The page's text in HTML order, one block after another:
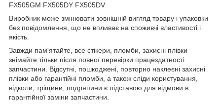
FX505GM FX505DY FX505DV
Виробник може змінювати зовнішній вигляд товару і упаковки
без повідомлення, що не впливає на споживчі властивості і
якість.
Завжди пам'ятайте, все стікери, пломби, захисні плівки
знімайте тільки після повної перевірки працездатності
запчастини. Відсутні, пошкоджені, повторно наклеєні захисні
плівки або гарантійні пломби, а також сліди користування,
відколи, тріщини, подряпини є підставою для відмови в
гарантійної заміни запчастини.